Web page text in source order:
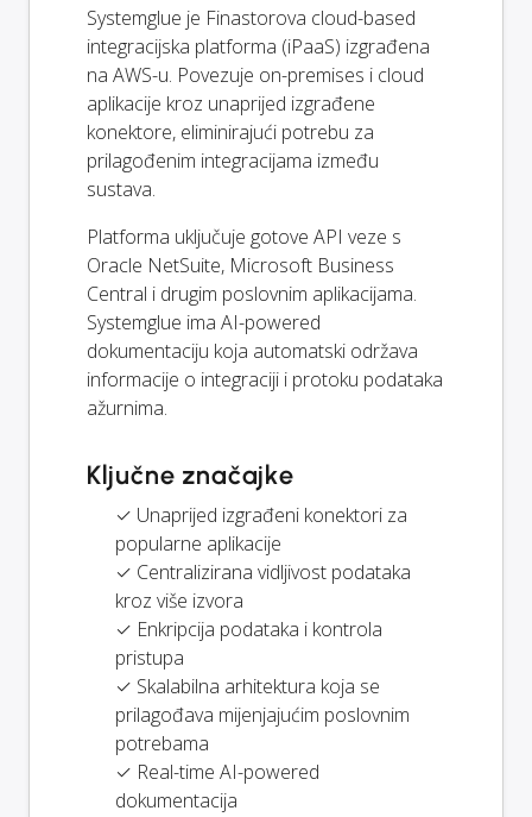
Systemglue je Finastorova cloud-based
integracijska platforma (iPaaS) izgrađena
na AWS-u. Povezuje on-premises i cloud
aplikacije kroz unaprijed izgrađene
konektore, eliminirajući potrebu za
prilagođenim integracijama između
sustava.
Platforma uključuje gotove API veze s
Oracle NetSuite, Microsoft Business
Central i drugim poslovnim aplikacijama.
Systemglue ima AI-powered
dokumentaciju koja automatski održava
informacije o integraciji i protoku podataka
ažurnima.
Ključne značajke
✓ Unaprijed izgrađeni konektori za
popularne aplikacije
✓ Centralizirana vidljivost podataka
kroz više izvora
✓ Enkripcija podataka i kontrola
pristupa
✓ Skalabilna arhitektura koja se
prilagođava mijenjajućim poslovnim
potrebama
✓ Real-time AI-powered
dokumentacija